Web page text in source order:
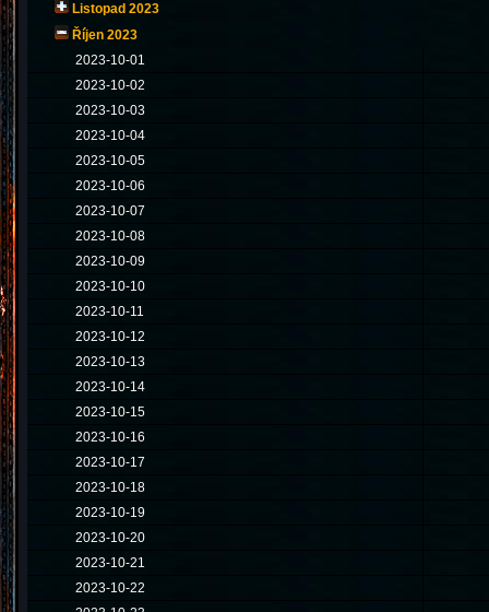
Listopad 2023
Říjen 2023
2023-10-01
2023-10-02
2023-10-03
2023-10-04
2023-10-05
2023-10-06
2023-10-07
2023-10-08
2023-10-09
2023-10-10
2023-10-11
2023-10-12
2023-10-13
2023-10-14
2023-10-15
2023-10-16
2023-10-17
2023-10-18
2023-10-19
2023-10-20
2023-10-21
2023-10-22